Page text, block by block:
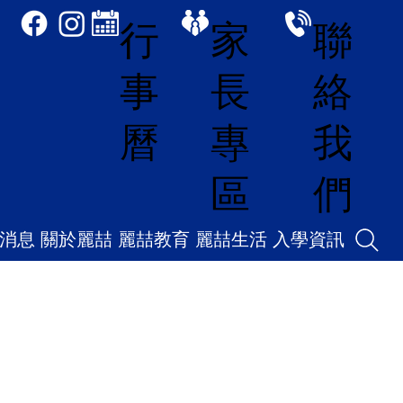
行
事
曆
家
長
專
區
聯
絡
我
們
息 關於麗喆 麗喆教育 麗喆生活 入學資訊